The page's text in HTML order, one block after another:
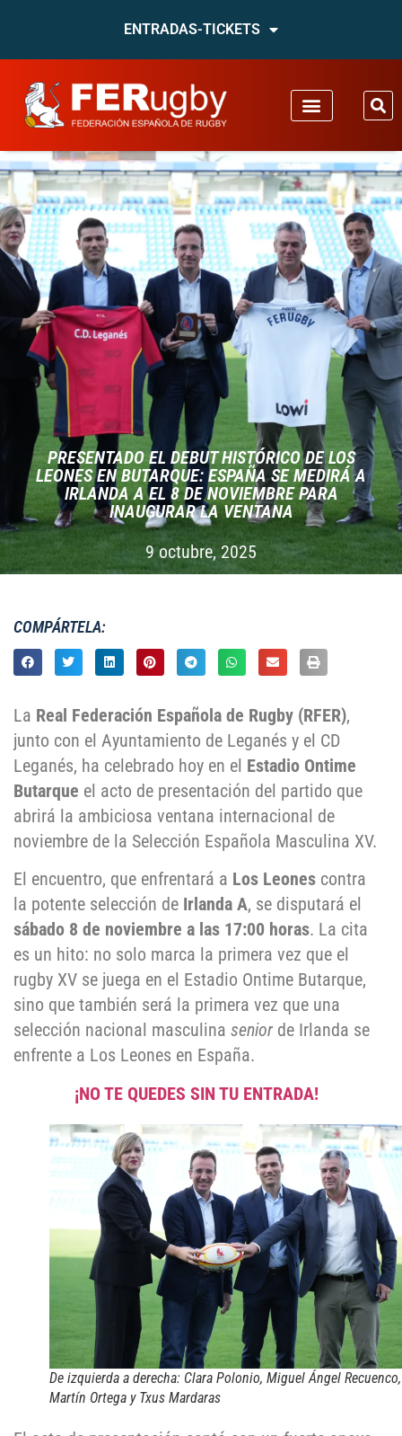
ENTRADAS-TICKETS
PRESENTADO EL DEBUT HISTÓRICO DE LOS
LEONES EN BUTARQUE: ESPAÑA SE MEDIRÁ A
IRLANDA A EL 8 DE NOVIEMBRE PARA
INAUGURAR LA VENTANA
9 octubre, 2025
COMPÁRTELA:
La Real Federación Española de Rugby (RFER),
junto con el Ayuntamiento de Leganés y el CD
Leganés, ha celebrado hoy en el Estadio Ontime
Butarque el acto de presentación del partido que
abrirá la ambiciosa ventana internacional de
noviembre de la Selección Española Masculina XV.
El encuentro, que enfrentará a Los Leones contra
la potente selección de Irlanda A, se disputará el
sábado 8 de noviembre a las 17:00 horas. La cita
es un hito: no solo marca la primera vez que el
rugby XV se juega en el Estadio Ontime Butarque,
sino que también será la primera vez que una
selección nacional masculina seniorde Irlanda se
enfrente a Los Leones en España.
¡NO TE QUEDES SIN TU ENTRADA!
De izquierda a derecha: Clara Polonio, Miguel Ángel Recuenco,
Martín Ortega y Txus Mardaras